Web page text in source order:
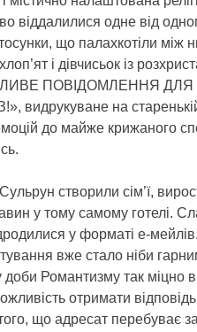
віддалилися одне від
що палахкотіли
і дівчисьок із
ПОВІДОМЛЕННЯ
на
до майже крижаного
створили сім’ї,
у тому самому готелі.
у форматі е-
вже стало ніби
доби Романтизму так
отримати
що адресат перебуває за